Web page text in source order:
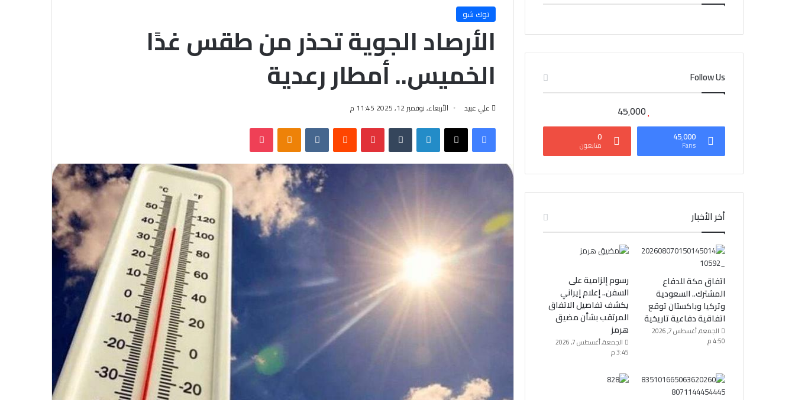
توك شو
الأرصاد الجوية تحذر من طقس غدًا
الخميس.. أمطار رعدية
علي عبيد الأربعاء, نوفمبر 12, 2025 11:45 م
فيسبوك لينكدإن بينتيريست
Follow Us
45٬000
45٬000
Fans
0
متابعون
أخر الأخبار
اتفاق مكة للدفاع
المشترك.. السعودية
وتركيا وباكستان توقع
اتفاقية دفاعية تاريخية
الجمعة, أغسطس 7, 2026
4:50 م
رسوم إلزامية على
السفن.. إعلام إيراني
يكشف تفاصيل الاتفاق
المرتقب بشأن مضيق
هرمز
الجمعة, أغسطس 7, 2026
3:45 م